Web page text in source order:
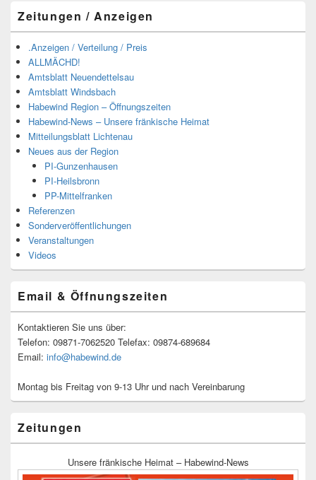
Zeitungen / Anzeigen
.Anzeigen / Verteilung / Preis
ALLMÄCHD!
Amtsblatt Neuendettelsau
Amtsblatt Windsbach
Habewind Region – Öffnungszeiten
Habewind-News – Unsere fränkische Heimat
Mitteilungsblatt Lichtenau
Neues aus der Region
PI-Gunzenhausen
PI-Heilsbronn
PP-Mittelfranken
Referenzen
Sonderveröffentlichungen
Veranstaltungen
Videos
Email & Öffnungszeiten
Kontaktieren Sie uns über:
Telefon: 09871-7062520 Telefax: 09874-689684
Email: info@habewind.de
Montag bis Freitag von 9-13 Uhr und nach Vereinbarung
Zeitungen
Unsere fränkische Heimat – Habewind-News